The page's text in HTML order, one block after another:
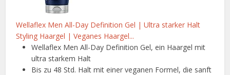
Wellaflex Men All-Day Definition Gel | Ultra starker Halt
Styling Haargel | Veganes Haargel...
Wellaflex Men All-Day Definition Gel, ein Haargel mit
ultra starkem Halt
Bis zu 48 Std. Halt mit einer veganen Formel, die sanft